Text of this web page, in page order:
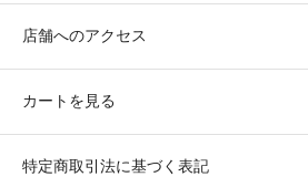
店舗へのアクセス
カートを見る
特定商取引法に基づく表記